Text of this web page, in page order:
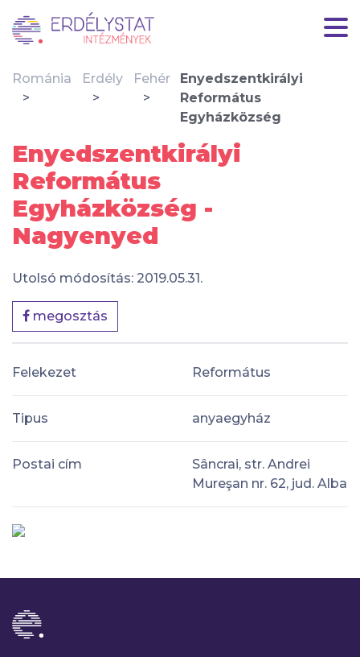
Románia Erdély Fehér
Enyedszentkirályi
Református
Egyházközség
Enyedszentkirályi
Református
Egyházközség -
Nagyenyed
Utolsó módosítás: 2019.05.31.
megosztás
Felekezet Református
Tipus anyaegyház
Postai cím
Sâncrai, str. Andrei
Mureşan nr. 62, jud. Alba